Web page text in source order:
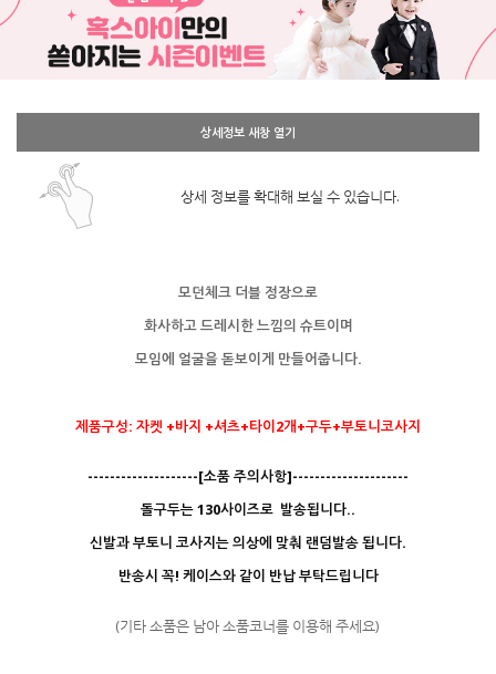
상세정보 새창 열기
상세 정보를 확대해 보실 수 있습니다.
모던체크 더블 정장으로
화사하고 드레시한 느낌의 슈트이며
모임에 얼굴을 돋보이게 만들어줍니다.
제품구성: 자켓 +바지 +셔츠+타이2개+구두+부토니코사지
--------------------[소품 주의사항]---------------------
돌구두는 130사이즈로 발송됩니다..
신발과 부토니 코사지는 의상에 맞춰 랜덤발송 됩니다.
반송시 꼭! 케이스와 같이 반납 부탁드립니다
(기타 소품은 남아 소품코너를 이용해 주세요)